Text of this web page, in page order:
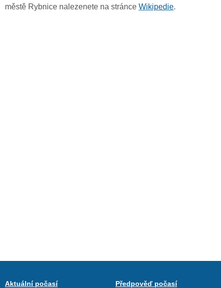
městě Rybnice nalezenete na stránce Wikipedie.
Aktuální počasí
Předpověď počasí